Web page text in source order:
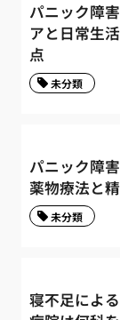
パニック障
アと日常生
点
未分類
パニック障
薬物療法と
未分類
寝不足によ